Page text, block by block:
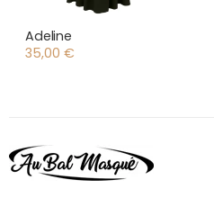
Adeline
35,00 €